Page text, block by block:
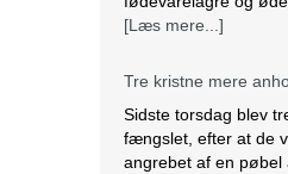
[Læs mere...]
Tre kristne mere
Sidste torsdag blev
fængslet, efter at de
angrebet af en pøbel